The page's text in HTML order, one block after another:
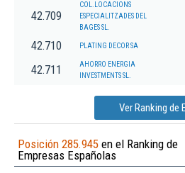
42.709
COL.LOCACIONS
ESPECIALITZADES DEL
BAGES SL.
42.710 PLATING DECOR SA
42.711
AHORRO ENERGIA
INVESTMENTS SL.
Ver Ranking de
Posición 285.945 en el Ranking de
Empresas Españolas